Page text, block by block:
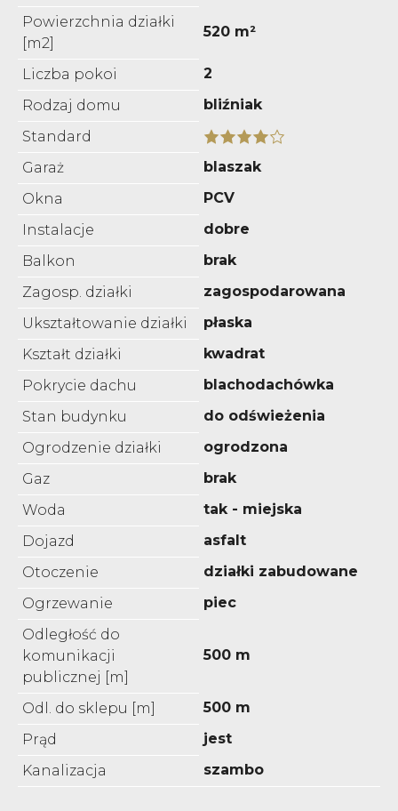
Powierzchnia działki
[m2]
520 m²
Liczba pokoi
2
Rodzaj domu
bliźniak
Standard
Garaż
blaszak
Okna
PCV
Instalacje
dobre
Balkon
brak
Zagosp. działki
zagospodarowana
Ukształtowanie działki
płaska
Kształt działki
kwadrat
Pokrycie dachu
blachodachówka
Stan budynku
do odświeżenia
Ogrodzenie działki
ogrodzona
Gaz
brak
Woda
tak - miejska
Dojazd
asfalt
Otoczenie
działki zabudowane
Ogrzewanie
piec
Odległość do
komunikacji
publicznej [m]
500 m
Odl. do sklepu [m]
500 m
Prąd
jest
Kanalizacja
szambo